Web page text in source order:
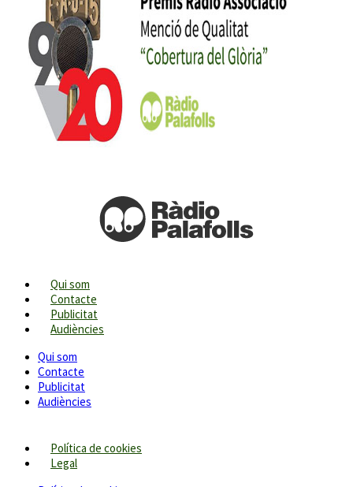
Qui som
Contacte
Publicitat
Audiències
Qui som
Contacte
Publicitat
Audiències
Política de cookies
Legal